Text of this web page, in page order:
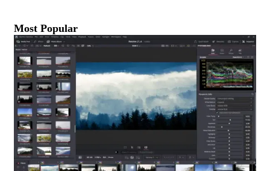
Most Popular